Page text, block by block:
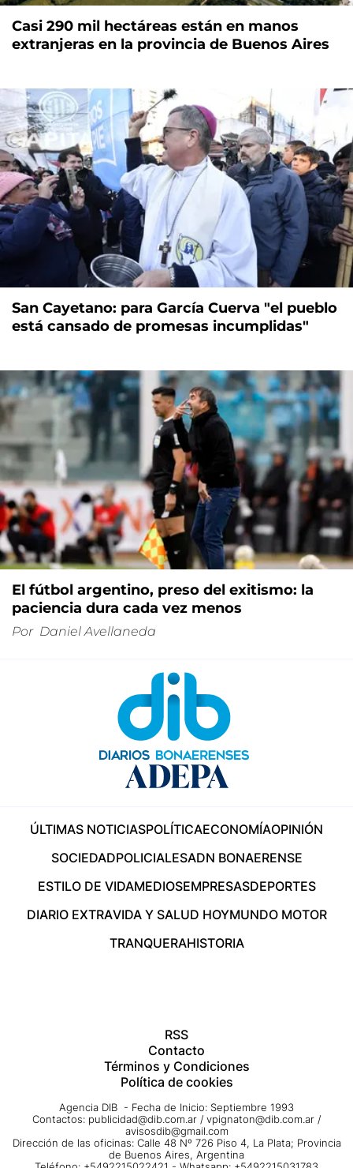
Casi 290 mil hectáreas están en manos
extranjeras en la provincia de Buenos Aires
San Cayetano: para García Cuerva "el pueblo
está cansado de promesas incumplidas"
El fútbol argentino, preso del exitismo: la
paciencia dura cada vez menos
Por Daniel Avellaneda
ÚLTIMAS NOTICIASPOLÍTICAECONOMÍAOPINIÓN
SOCIEDADPOLICIALESADN BONAERENSE
ESTILO DE VIDAMEDIOSEMPRESASDEPORTES
DIARIO EXTRAVIDA Y SALUD HOYMUNDO MOTOR
TRANQUERAHISTORIA
RSS
Contacto
Términos y Condiciones
Política de cookies
Agencia DIB - Fecha de Inicio: Septiembre 1993
Contactos: publicidad@dib.com.ar / vpignaton@dib.com.ar /
avisosdib@gmail.com
Dirección de las oficinas: Calle 48 Nº 726 Piso 4, La Plata; Provincia
de Buenos Aires, Argentina